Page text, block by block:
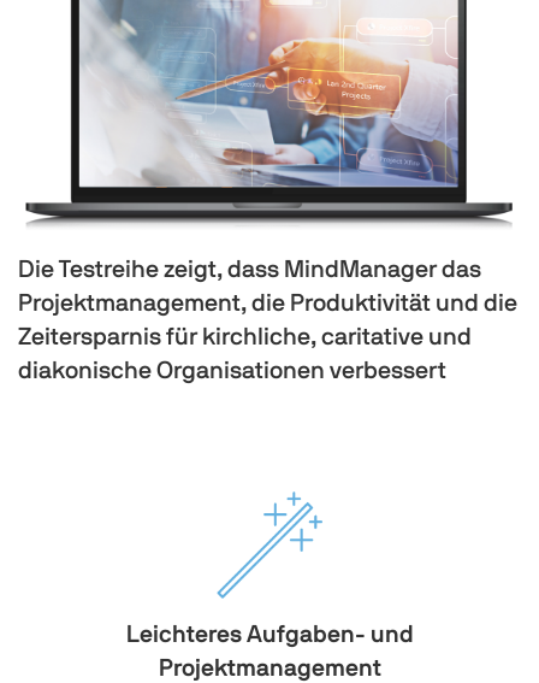
Die Testreihe zeigt, dass MindManager das
Projektmanagement, die Produktivität und die
Zeitersparnis für kirchliche, caritative und
diakonische Organisationen verbessert
Leichteres Aufgaben- und
Projektmanagement